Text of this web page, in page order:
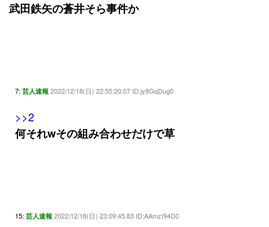
武田鉄矢の蒼井そら事件か
7: 芸人速報 2022/12/18(日) 22:55:20.07 ID:jy8GqDug0
>>2
何それwその組み合わせだけで草
15: 芸人速報 2022/12/18(日) 23:09:45.83 ID:AAmzI94D0